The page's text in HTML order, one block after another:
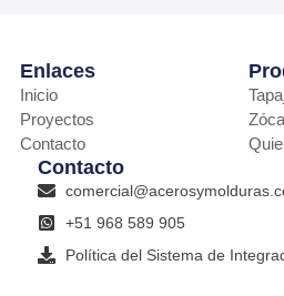
Enlaces
Inicio
Proyectos
Contacto
Contacto
+51 968 589 905
Política del Sistema de